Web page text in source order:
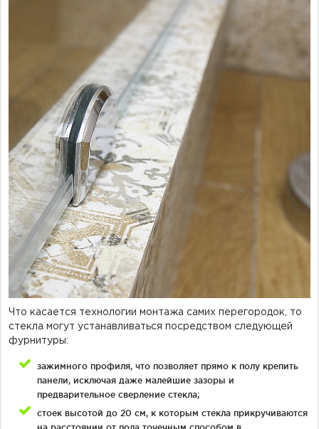
Что касается технологии монтажа самих перегородок, то
стекла могут устанавливаться посредством следующей
фурнитуры:
зажимного профиля, что позволяет прямо к полу крепить
панели, исключая даже малейшие зазоры и
предварительное сверление стекла;
стоек высотой до 20 см, к которым стекла прикручиваются
на расстоянии от пола точечным способом в